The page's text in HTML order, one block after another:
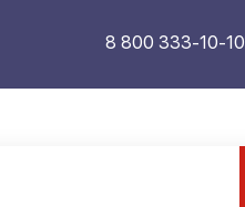
8 800 333-10-10